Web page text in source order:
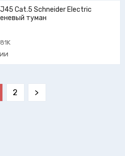
Cat.5 Schneider Electric
туман
2 >